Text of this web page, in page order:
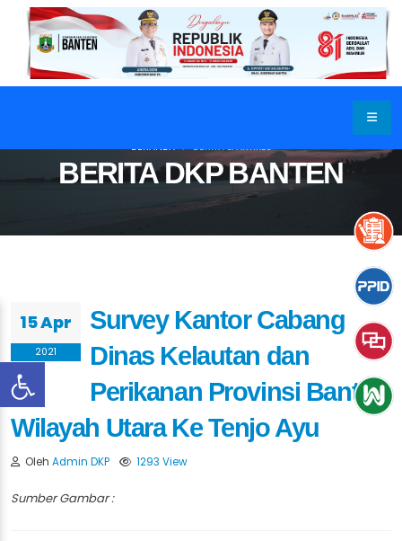
BERITA DKP BANTEN
BERANDA BERITA & ARTIKEL
15 Apr
2021
Survey Kantor Cabang
Dinas Kelautan dan
Perikanan Provinsi Banten
Wilayah Utara Ke Tenjo Ayu
Oleh Admin DKP 1293 View
Sumber Gambar :